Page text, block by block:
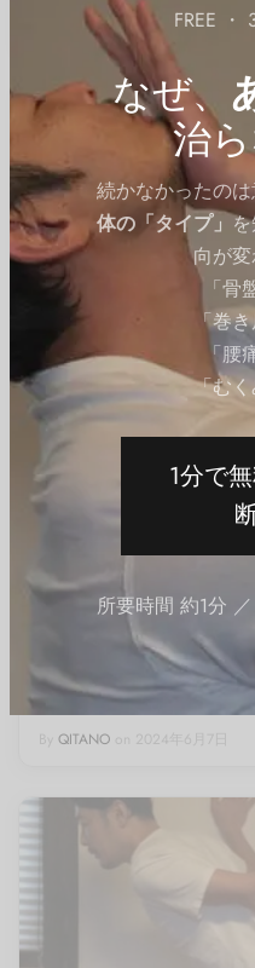
FREE ・
なぜ、
治
続かなかったのは
体の「タイプ」
向が変
「骨
「巻
「腰
「むく
1分で
所要時間 約1分
QITANOon2024年6月7日
10-脚 セルフ
クイックハムストリング
アップ
QITANO